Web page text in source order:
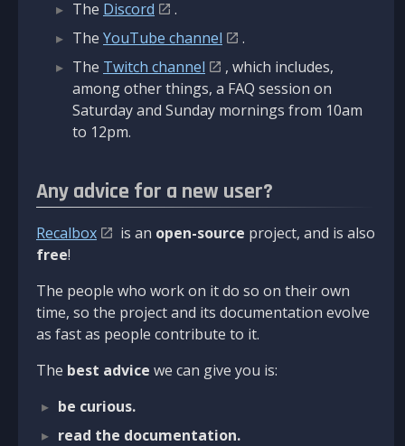
The Discord
.
The YouTube channel
.
The Twitch channel
, which includes,
among other things, a FAQ session on
Saturday and Sunday mornings from 10am
to 12pm.
Any advice for a new user?
Recalbox is an open-source project, and is also
free!
The people who work on it do so on their own
time, so the project and its documentation evolve
as fast as people contribute to it.
The best advice we can give you is:
be curious.
read the documentation.